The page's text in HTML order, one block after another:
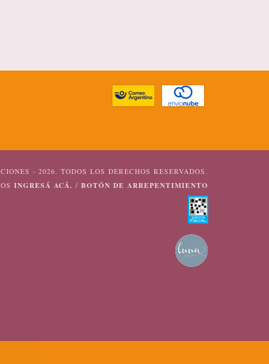
- 2026. TODOS LOS DERECHOS RESERVADOS.
INGRESÁ ACÁ. / BOTÓN DE ARREPENTIMIENTO